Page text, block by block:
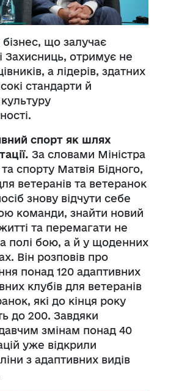
що залучає
Захисниць, отримує не
а лідерів, здатних
стандарти й
спорт як шлях
За словами Міністра
спорту Матвія Бідного,
ветеранів та ветеранок
знову відчути себе
команди, знайти новий
та перемагати не
полі бою, а й у щоденних
Він розповів про
понад 120 адаптивних
клубів для ветеранів
які до кінця року
до 200. Завдяки
змінам понад 40
уже відкрили
з адаптивних видів